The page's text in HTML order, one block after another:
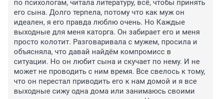
по психологам, читала литературу, всё, чтобы принять
его сына. Долго терпела, потому что как муж он
идеален, я его правда люблю очень. Но Каждые
выходные для меня каторга. Он забирает его и меня
просто колотит. Разговаривала с мужем, просила и
объясняла, что давай найдём компромисс в
ситуации. Но он любит сына и скучает по нему. И не
может не проводить с ним время. Все свелось к тому,
что он перестал приводить его к нам домой и я все
выходные сижу одна дома или занимаюсь своими